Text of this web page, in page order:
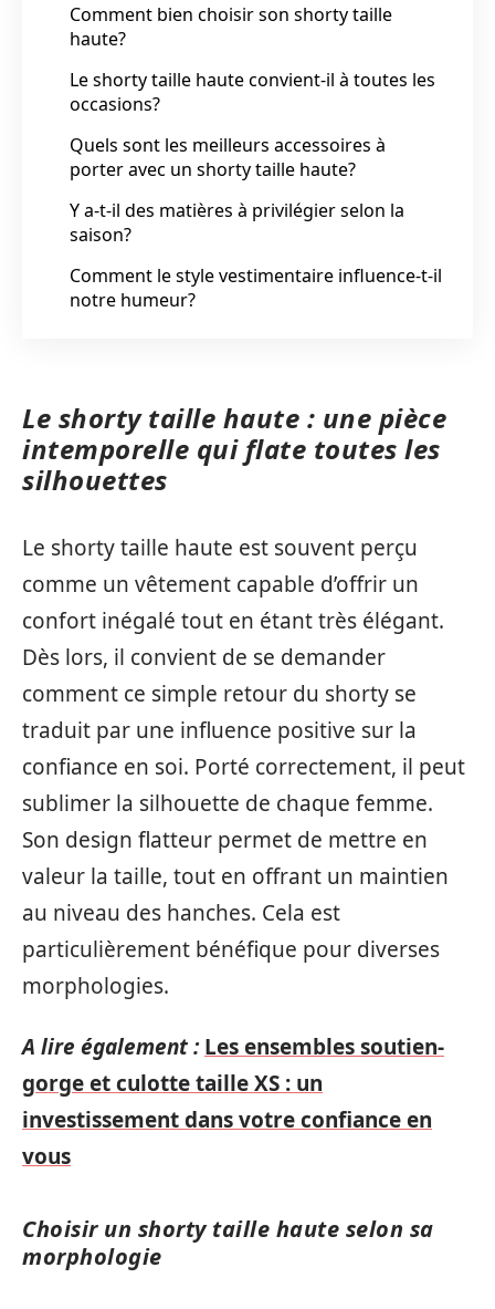
Comment bien choisir son shorty taille
haute?
Le shorty taille haute convient-il à toutes les
occasions?
Quels sont les meilleurs accessoires à
porter avec un shorty taille haute?
Y a-t-il des matières à privilégier selon la
saison?
Comment le style vestimentaire influence-t-il
notre humeur?
Le shorty taille haute : une pièce
intemporelle qui flate toutes les
silhouettes
Le shorty taille haute est souvent perçu
comme un vêtement capable d’offrir un
confort inégalé tout en étant très élégant.
Dès lors, il convient de se demander
comment ce simple retour du shorty se
traduit par une influence positive sur la
confiance en soi. Porté correctement, il peut
sublimer la silhouette de chaque femme.
Son design flatteur permet de mettre en
valeur la taille, tout en offrant un maintien
au niveau des hanches. Cela est
particulièrement bénéfique pour diverses
morphologies.
A lire également : Les ensembles soutien-
gorge et culotte taille XS : un
investissement dans votre confiance en
vous
Choisir un shorty taille haute selon sa
morphologie